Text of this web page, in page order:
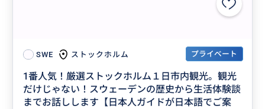
SWE ストックホルム プライベート
1番人気！厳選ストックホルム１日市内観光。観光
だけじゃない！スウェーデンの歴史から生活体験談
までお話しします【日本人ガイドが日本語でご案